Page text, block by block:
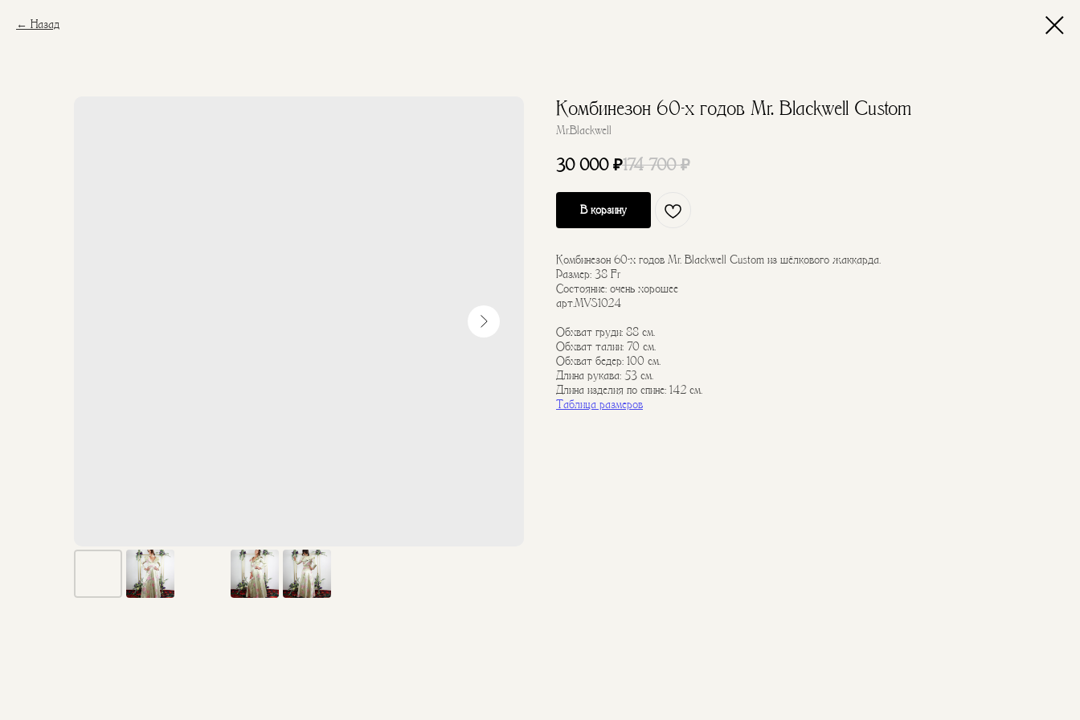
Назад
Комбинезон 60-х годов Mr. Blackwell Custom
Mr.Blackwell
30 000 ₽174 700 ₽
В корзину
Комбинезон 60-х годов Mr. Blackwell Custom из шёлкового жаккарда.
Размер: 38 Fr
Состояние: очень хорошее
арт.MVS1024
Обхват груди: 88 см.
Обхват талии: 70 см.
Обхват бедер: 100 см.
Длина рукава: 53 см.
Длина изделия по спине: 142 см.
Таблица размеров